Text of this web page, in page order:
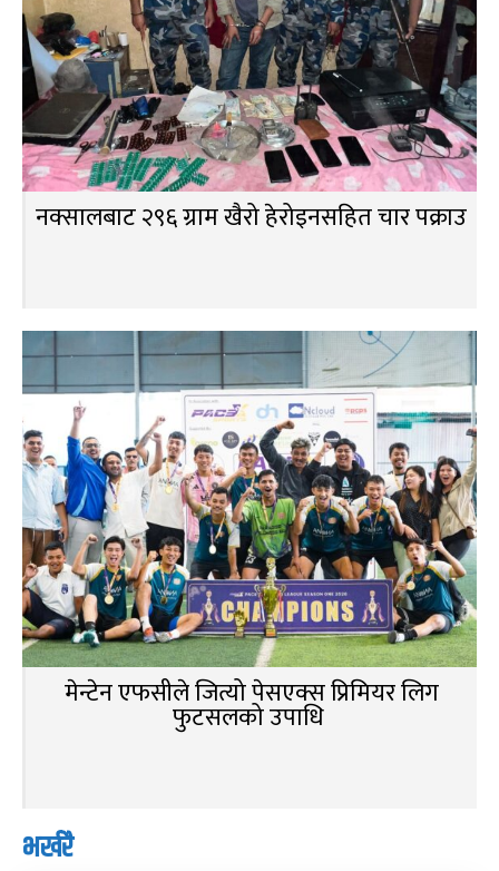
नक्सालबाट २९६ ग्राम खैरो हेरोइनसहित चार पक्राउ
मेन्टेन एफसीले जित्यो पेसएक्स प्रिमियर लिग
फुटसलको उपाधि
भर्खरै